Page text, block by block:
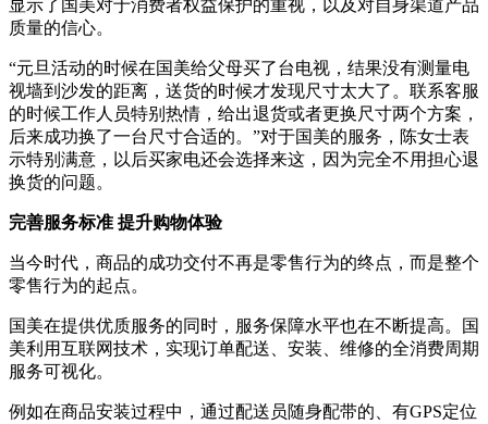
显示了国美对于消费者权益保护的重视，以及对自身渠道产品
质量的信心。
“元旦活动的时候在国美给父母买了台电视，结果没有测量电
视墙到沙发的距离，送货的时候才发现尺寸太大了。联系客服
的时候工作人员特别热情，给出退货或者更换尺寸两个方案，
后来成功换了一台尺寸合适的。”对于国美的服务，陈女士表
示特别满意，以后买家电还会选择来这，因为完全不用担心退
换货的问题。
完善服务标准 提升购物体验
当今时代，商品的成功交付不再是零售行为的终点，而是整个
零售行为的起点。
国美在提供优质服务的同时，服务保障水平也在不断提高。国
美利用互联网技术，实现订单配送、安装、维修的全消费周期
服务可视化。
例如在商品安装过程中，通过配送员随身配带的、有GPS定位